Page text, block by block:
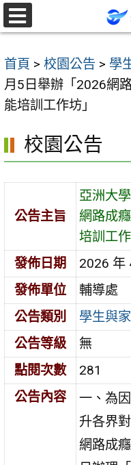
跳
至
要
內
容
首頁 > 校園公告 > 學
月5日舉辦「2026網
能培訓工作坊」
校園公告
公告主旨
亞洲大
網路成
培訓工作
發佈日期
2026 年
發佈單位
輔導處
公告類別
學生與
公告等級
無
點閱次數
281
公告內容
一、為
升各界
網路成
選
單